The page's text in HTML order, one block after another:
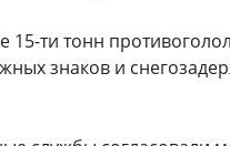
15-ти тонн
знаков и